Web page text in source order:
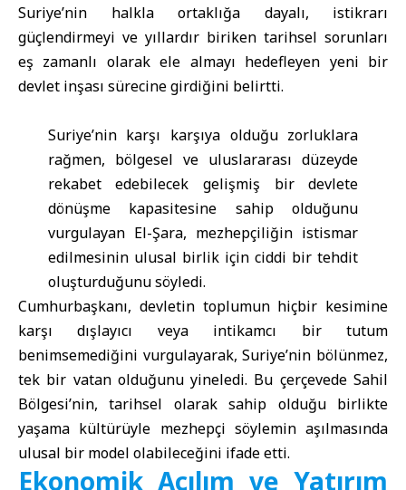
Suriye’nin halkla ortaklığa dayalı, istikrarı
güçlendirmeyi ve yıllardır biriken tarihsel sorunları
eş zamanlı olarak ele almayı hedefleyen yeni bir
devlet inşası sürecine girdiğini belirtti.
Suriye’nin karşı karşıya olduğu zorluklara
rağmen, bölgesel ve uluslararası düzeyde
rekabet edebilecek gelişmiş bir devlete
dönüşme kapasitesine sahip olduğunu
vurgulayan El-Şara, mezhepçiliğin istismar
edilmesinin ulusal birlik için ciddi bir tehdit
oluşturduğunu söyledi.
Cumhurbaşkanı, devletin toplumun hiçbir kesimine
karşı dışlayıcı veya intikamcı bir tutum
benimsemediğini vurgulayarak, Suriye’nin bölünmez,
tek bir vatan olduğunu yineledi. Bu çerçevede Sahil
Bölgesi’nin, tarihsel olarak sahip olduğu birlikte
yaşama kültürüyle mezhepçi söylemin aşılmasında
ulusal bir model olabileceğini ifade etti.
Ekonomik Açılım ve Yatırım